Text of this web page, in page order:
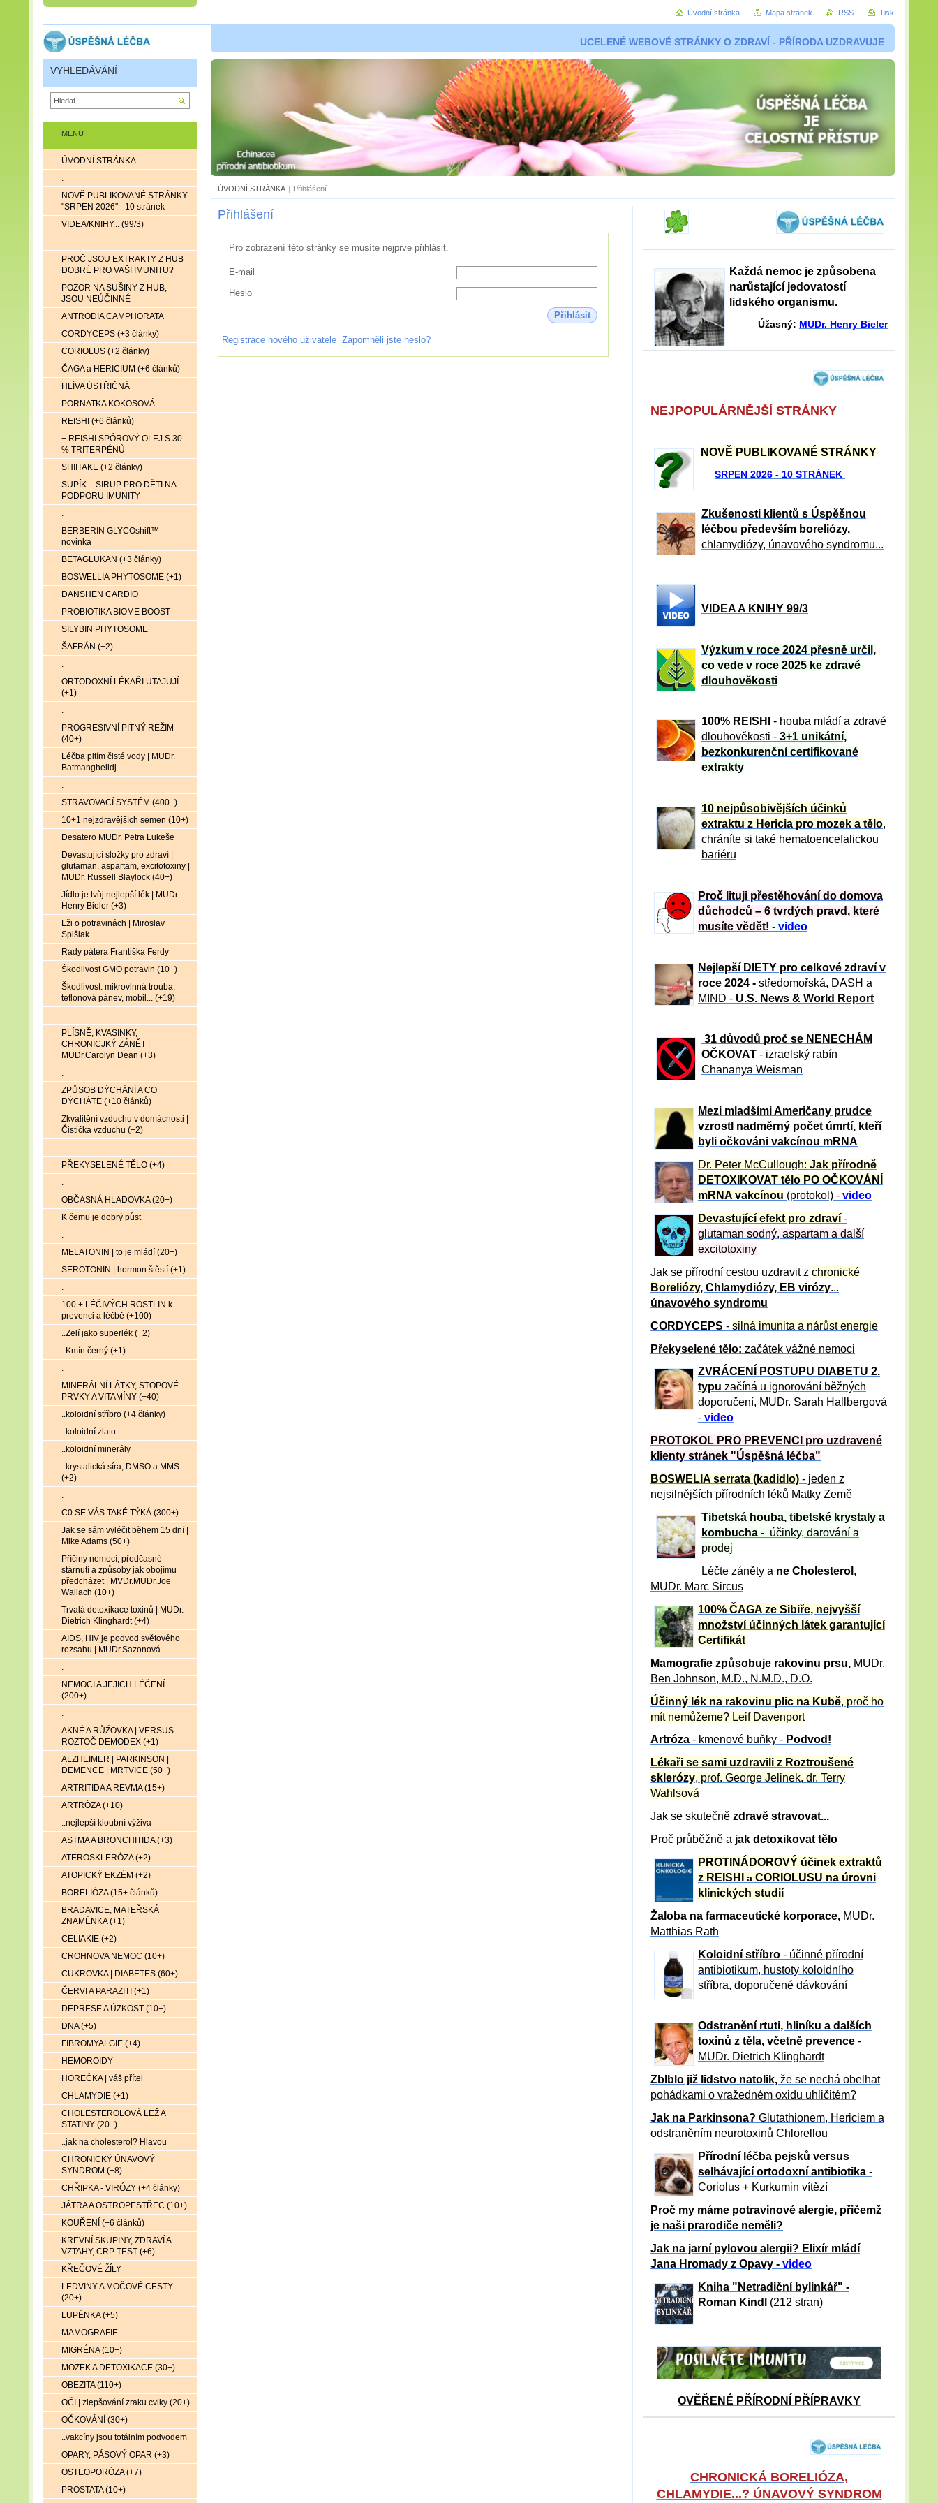
UCELENÉ WEBOVÉ STRÁNKY O ZDRAVÍ - PŘÍRODA UZDRAVUJE
ÚVODNÍ STRÁNKA | Přihlášení
Přihlášení
Pro zobrazení této stránky se musíte nejprve přihlásit.
E-mail
Heslo
Přihlásit
Registrace nového uživatele Zapomněli jste heslo?
Každá nemoc je způsobena
narůstající jedovatostí
lidského organismu.
Úžasný: MUDr. Henry Bieler
NEJPOPULÁRNĚJŠÍ STRÁNKY
NOVĚ PUBLIKOVANÉ STRÁNKY
SRPEN 2026 - 10 STRÁNEK
Zkušenosti klientů s Úspěšnou
léčbou především boreliózy,
chlamydiózy, únavového syndromu...
VIDEA A KNIHY 99/3
Výzkum v roce 2024 přesně určil,
co vede v roce 2025 ke zdravé
dlouhověkosti
100% REISHI
- houba mládí a zdravé
dlouhověkosti - 3+1 unikátní,
bezkonkurenční certifikované
extrakty
10 nejpůsobivějších účinků
extraktu z Hericia pro mozek a tělo,
chráníte si také hematoencefalickou
bariéru
Proč lituji přestěhování do domova
důchodců – 6 tvrdých pravd, které
musíte vědět! - video
Nejlepší DIETY pro celkové zdraví v
roce 2024 - středomořská, DASH a
MIND - U.S. News & World Report
31 důvod ů proč se NENECHÁM
OČKOVAT - izraelský rabín
Chananya Weisman
Mezi mladšími Američany prudce
vzrostl nadměrný počet úmrtí, kteří
byli očkováni vakcínou mRNA
Dr. Peter McCullough: Jak přírodně
DETOXIKOVAT tělo PO OČKOVÁNÍ
mRNA vakcínou (protokol) - video
Devastující efekt pro zdraví-
glutaman sodný, aspartam a další
excitotoxiny
Jak se přírodní cestou uzdravit z chronické
Boreliózy, Chlamydiózy, EB virózy...
únavového syndromu
CORDYCEPS - silná imunita a nárůst energie
Překyselené tělo: začátek vážné nemoci
ZVRÁCE NÍ POSTUPU DIABETU 2.
typu začíná u ignorování běžných
doporučení, MUDr. Sarah Hallbergová
- video
PROTOKOL PRO PREVENCI pro uzdravené
klienty stránek "Úspěšná léčba"
BOSWELIA serrata (kadidlo) - jeden z
nejsilnějších přírodních léků Matky Země
Tibetská houba, tibetské krystaly a
kombucha - účinky, darování a
prodej
Léčte záněty a ne Cholesterol ,
MUDr. Marc Sircus
100% ČAGA ze Sibiře, nejvyšší
množství účinných látek garantující
Certifikát
Mamografie způsobuje rakovinu prsu, MUDr.
Ben Johnson, M.D., N.M.D., D.O.
Účinný lék na rakovinu plic na Kubě, proč ho
mít nemůžeme? Leif Davenport
Artróza - kmenové buňky - Podvod!
Lékaři se sami uzdravili z Roztroušené
sklerózy, prof. George Jelinek, dr. Terry
Wahlsová
Jak se skutečně zdravě stravovat...
Proč průběžně a jak detoxikovat tělo
PROTINÁDOROVÝ účinek extraktů
z REISHI a CORIOLUSU na úrovni
klinických studií
Žaloba na farmaceutické korporace, MUDr.
Matthias Rath
Koloidní stříbro- účinné přírodní
antibiotikum, hustoty koloidního
stříbra, doporučené dávkování
Odstranění rtuti, hliníku a dalších
toxinů z těla, včetně prevence -
MUDr. Dietrich Klinghardt
Zblblo již lidstvo natolik, že se nechá obelhat
pohádkami o vražedném oxidu uhličitém?
Jak na Parkinsona? Glutathionem, Hericiem a
odstraněním neurotoxinů Chlorellou
Přírodní léčba pejsků versus
selhávající ortodoxní antibiotika -
Coriolus + Kurkumin vítězí
Proč my máme potravinové alergie, přičemž
je naši prarodiče neměli?
Jak na jarní pylovou alergii? Elixír mládí
Jana Hromady z Opavy - video
Kniha "Netradiční bylinkář" -
Roman Kindl
(212 stran)
OVĚŘENÉ PŘÍRODNÍ PŘÍPRAVKY
CHRONICKÁ BORELIÓZA,
CHLAMYDIE...? ÚNAVOVÝ SYNDROM
MENU
ÚVODNÍ STRÁNKA
.
NOVĚ PUBLIKOVANÉ STRÁNKY
"SRPEN 2026" - 10 stránek
VIDEA/KNIHY... (99/3)
.
PROČ JSOU EXTRAKTY Z HUB
DOBRÉ PRO VAŠI IMUNITU?
POZOR NA SUŠINY Z HUB,
JSOU NEÚČINNÉ
ANTRODIA CAMPHORATA
CORDYCEPS (+3 články)
CORIOLUS (+2 články)
ČAGA a HERICIUM (+6 článků)
HLÍVA ÚSTŘIČNÁ
PORNATKA KOKOSOVÁ
REISHI (+6 článků)
+ REISHI SPÓROVÝ OLEJ S 30
% TRITERPÉNŮ
SHIITAKE (+2 články)
SUPÍK – SIRUP PRO DĚTI NA
PODPORU IMUNITY
.
BERBERIN GLYCOshift™ -
novinka
BETAGLUKAN (+3 články)
BOSWELLIA PHYTOSOME (+1)
DANSHEN CARDIO
PROBIOTIKA BIOME BOOST
SILYBIN PHYTOSOME
ŠAFRÁN (+2)
.
ORTODOXNÍ LÉKAŘI UTAJUJÍ
(+1)
.
PROGRESIVNÍ PITNÝ REŽIM
(40+)
Léčba pitím čisté vody | MUDr.
Batmanghelidj
.
STRAVOVACÍ SYSTÉM (400+)
10+1 nejzdravějších semen (10+)
Desatero MUDr. Petra Lukeše
Devastující složky pro zdraví |
glutaman, aspartam, excitotoxiny |
MUDr. Russell Blaylock (40+)
Jídlo je tvůj nejlepší lék | MUDr.
Henry Bieler (+3)
Lži o potravinách | Miroslav
Spišiak
Rady pátera Františka Ferdy
Škodlivost GMO potravin (10+)
Škodlivost: mikrovlnná trouba,
teflonová pánev, mobil... (+19)
.
PLÍSNĚ, KVASINKY,
CHRONICJKÝ ZÁNĚT |
MUDr.Carolyn Dean (+3)
.
ZPŮSOB DÝCHÁNÍ A CO
DÝCHÁTE (+10 článků)
Zkvalitění vzduchu v domácnosti |
Čistička vzduchu (+2)
.
PŘEKYSELENÉ TĚLO (+4)
.
OBČASNÁ HLADOVKA (20+)
K čemu je dobrý půst
.
MELATONIN | to je mládí (20+)
SEROTONIN | hormon štěstí (+1)
.
100 + LÉČIVÝCH ROSTLIN k
prevenci a léčbě (+100)
..Zelí jako superlék (+2)
..Kmín černý (+1)
.
MINERÁLNÍ LÁTKY, STOPOVÉ
PRVKY A VITAMÍNY (+40)
..koloidní stříbro (+4 články)
..koloidní zlato
..koloidní minerály
..krystalická síra, DMSO a MMS
(+2)
.
C0 SE VÁS TAKÉ TÝKÁ (300+)
Jak se sám vyléčit během 15 dní |
Mike Adams (50+)
Příčiny nemocí, předčasné
stárnutí a způsoby jak obojímu
předcházet | MVDr.MUDr.Joe
Wallach (10+)
Trvalá detoxikace toxinů | MUDr.
Dietrich Klinghardt (+4)
AIDS, HIV je podvod světového
rozsahu | MUDr.Sazonová
.
NEMOCI A JEJICH LÉČENÍ
(200+)
.
AKNÉ A RŮŽOVKA | VERSUS
ROZTOČ DEMODEX (+1)
ALZHEIMER | PARKINSON |
DEMENCE | MRTVICE (50+)
ARTRITIDA A REVMA (15+)
ARTRÓZA (+10)
..nejlepší kloubní výživa
ASTMA A BRONCHITIDA (+3)
ATEROSKLERÓZA (+2)
ATOPICKÝ EKZÉM (+2)
BORELIÓZA (15+ článků)
BRADAVICE, MATEŘSKÁ
ZNAMÉNKA (+1)
CELIAKIE (+2)
CROHNOVA NEMOC (10+)
CUKROVKA | DIABETES (60+)
ČERVI A PARAZITI (+1)
DEPRESE A ÚZKOST (10+)
DNA (+5)
FIBROMYALGIE (+4)
HEMOROIDY
HOREČKA | váš přítel
CHLAMYDIE (+1)
CHOLESTEROLOVÁ LEŽ A
STATINY (20+)
..jak na cholesterol? Hlavou
CHRONICKÝ ÚNAVOVÝ
SYNDROM (+8)
CHŘIPKA - VIRÓZY (+4 články)
JÁTRA A OSTROPESTŘEC (10+)
KOUŘENÍ (+6 článků)
KREVNÍ SKUPINY, ZDRAVÍ A
VZTAHY, CRP TEST (+6)
KŘEČOVÉ ŽÍLY
LEDVINY A MOČOVÉ CESTY
(20+)
LUPÉNKA (+5)
MAMOGRAFIE
MIGRÉNA (10+)
MOZEK A DETOXIKACE (30+)
OBEZITA (110+)
OČI | zlepšování zraku cviky (20+)
OČKOVÁNÍ (30+)
..vakcíny jsou totálním podvodem
OPARY, PÁSOVÝ OPAR (+3)
OSTEOPORÓZA (+7)
PROSTATA (10+)
VYHLEDÁVÁNÍ
Úvodní stránka Mapa stránek RSS Tisk